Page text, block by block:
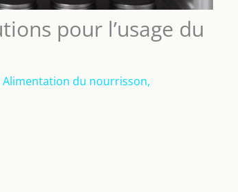
pour l’usage du
Alimentation du nourrisson,